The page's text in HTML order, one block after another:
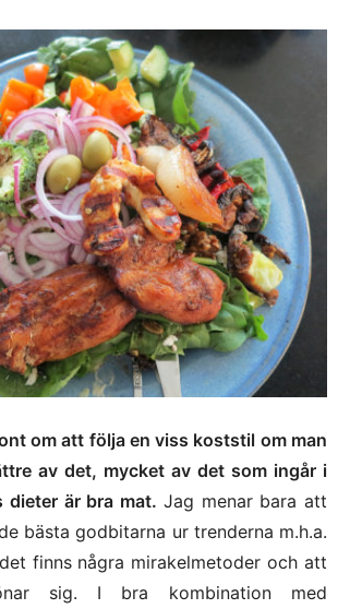
om att följa en viss koststil om man
av det, mycket av det som ingår i
dieter är bra mat. Jag menar bara att
bästa godbitarna ur trenderna m.h.a.
finns några mirakelmetoder och att
sig. I bra kombination med